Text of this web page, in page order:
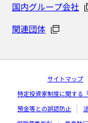
国内グループ会社
関連団体
サイトマップ
特定投資家制度に関する
預金等との誤認防止